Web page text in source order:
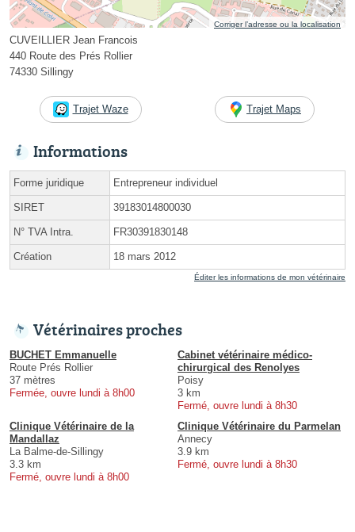
Corriger l’adresse ou la localisation
CUVEILLIER Jean Francois
440 Route des Prés Rollier
74330 Sillingy
Trajet Waze Trajet Maps
Informations
Forme juridique Entrepreneur individuel
SIRET 39183014800030
N° TVA Intra. FR30391830148
Création 18 mars 2012
Éditer les informations de mon vétérinaire
Vétérinaires proches
BUCHET Emmanuelle
Route Prés Rollier
37 mètres
Fermée, ouvre lundi à 8h00
Cabinet vétérinaire médico-
chirurgical des Renolyes
Poisy
3 km
Fermé, ouvre lundi à 8h30
Clinique Vétérinaire de la
Mandallaz
La Balme-de-Sillingy
3.3 km
Fermé, ouvre lundi à 8h00
Clinique Vétérinaire du Parmelan
Annecy
3.9 km
Fermé, ouvre lundi à 8h30